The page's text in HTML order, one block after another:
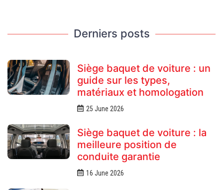
Derniers posts
Siège baquet de voiture : un
guide sur les types,
matériaux et homologation
25 June 2026
Siège baquet de voiture : la
meilleure position de
conduite garantie
16 June 2026